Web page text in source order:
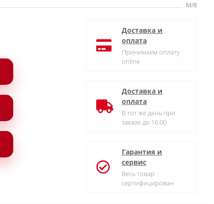
M/8
Доставка и
оплата
Принимаем оплату
online
Доставка и
оплата
В тот же день при
заказе до 16:00
Гарантия и
сервис
Весь товар
сертифицирован